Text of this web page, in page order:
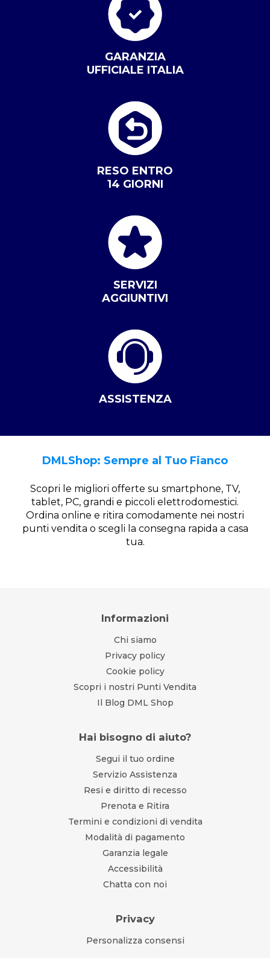
GARANZIA
UFFICIALE ITALIA
RESO ENTRO
14 GIORNI
SERVIZI
AGGIUNTIVI
ASSISTENZA
DMLShop: Sempre al Tuo Fianco
Scopri le migliori offerte su smartphone, TV,
tablet, PC, grandi e piccoli elettrodomestici.
Ordina online e ritira comodamente nei nostri
punti vendita o scegli la consegna rapida a casa
tua.
Informazioni
Chi siamo
Privacy policy
Cookie policy
Scopri i nostri Punti Vendita
Il Blog DML Shop
Hai bisogno di aiuto?
Segui il tuo ordine
Servizio Assistenza
Resi e diritto di recesso
Prenota e Ritira
Termini e condizioni di vendita
Modalità di pagamento
Garanzia legale
Accessibilità
Chatta con noi
Privacy
Personalizza consensi